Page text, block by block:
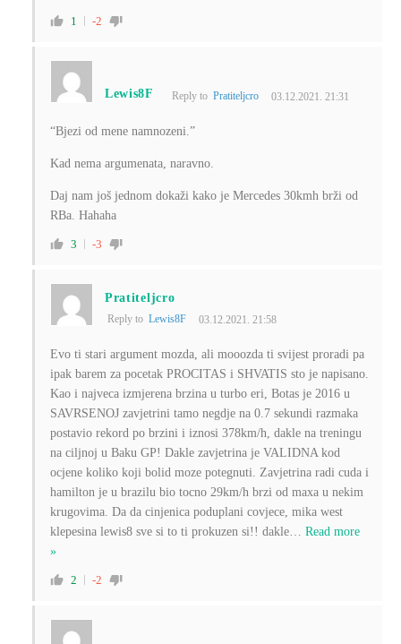
1 -2
Lewis8F Reply to Pratiteljcro 03.12.2021. 21:31
“Bjezi od mene namnozeni.”
Kad nema argumenata, naravno.
Daj nam još jednom dokaži kako je Mercedes 30kmh brži od
RBa. Hahaha
3 -3
Pratiteljcro
Reply to Lewis8F 03.12.2021. 21:58
Evo ti stari argument mozda, ali mooozda ti svijest proradi pa
ipak barem za pocetak PROCITAS i SHVATIS sto je napisano.
Kao i najveca izmjerena brzina u turbo eri, Botas je 2016 u
SAVRSENOJ zavjetrini tamo negdje na 0.7 sekundi razmaka
postavio rekord po brzini i iznosi 378km/h, dakle na treningu
na ciljnoj u Baku GP! Dakle zavjetrina je VALIDNA kod
ocjene koliko koji bolid moze potegnuti. Zavjetrina radi cuda i
hamilton je u brazilu bio tocno 29km/h brzi od maxa u nekim
krugovima. Da da cinjenica poduplani covjece, mika west
klepesina lewis8 sve si to ti prokuzen si!! dakle… Read more
»
2 -2